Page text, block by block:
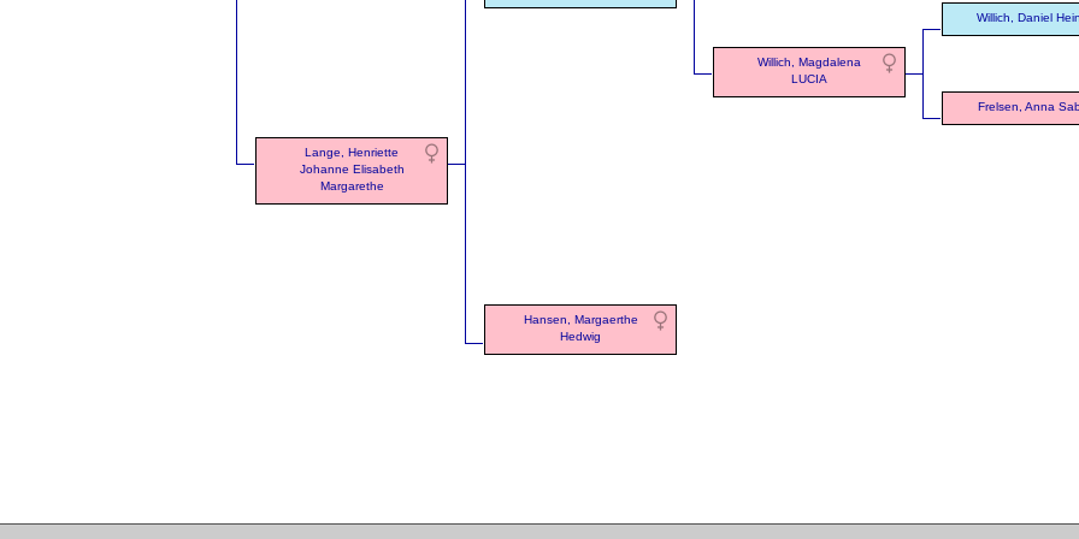
Lange, Henriette
Johanne Elisabeth
Margarethe
Willich, Magdalena
LUCIA
Willich, Daniel
Frelsen, Anna
Hansen, Margaerthe
Hedwig